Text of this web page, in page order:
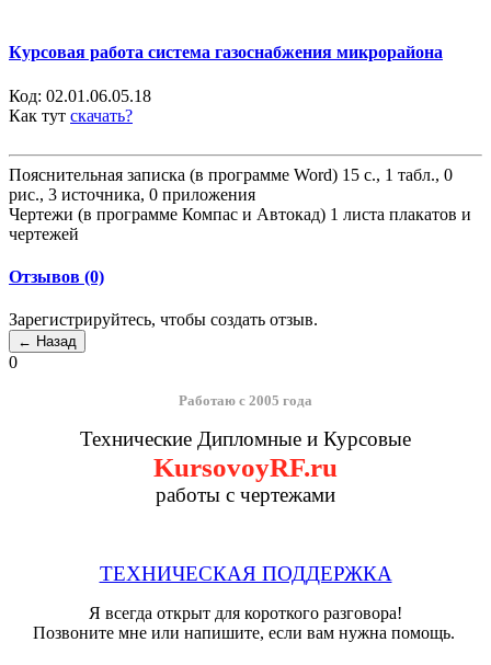
Курсовая работа система газоснабжения микрорайона
Код: 02.01.06.05.18
Как тут скачать?
Пояснительная записка (в программе Word) 15 с., 1 табл., 0
рис., 3 источника, 0 приложения
Чертежи (в программе Компас и Автокад) 1 листа плакатов и
чертежей
Отзывов (0)
Зарегистрируйтесь, чтобы создать отзыв.
0
Работаю с 2005 года
Технические Дипломные и Курсовые
KursovoyRF.ru
работы с чертежами
ТЕХНИЧЕСКАЯ ПОДДЕРЖКА
Я всегда открыт для короткого разговора!
Позвоните мне или напишите, если вам нужна помощь.